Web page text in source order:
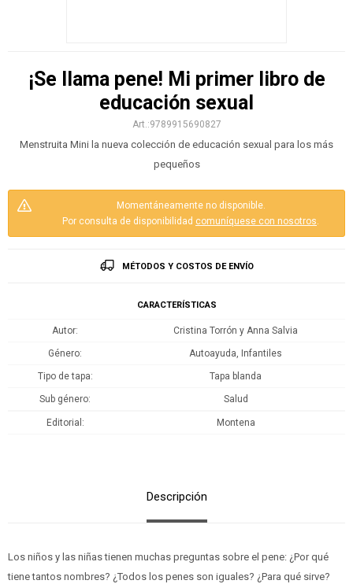
¡Se llama pene! Mi primer libro de
educación sexual
9789915690827
Menstruita Mini la nueva colección de educación sexual para los más
pequeños
Momentáneamente no disponible.
Por consulta de disponibilidad comuníquese con nosotros.
MÉTODOS Y COSTOS DE ENVÍO
CARACTERÍSTICAS
Autor Cristina Torrón y Anna Salvia
Género Autoayuda, Infantiles
Tipo de tapa Tapa blanda
Sub género Salud
Editorial Montena
Descripción
Los niños y las niñas tienen muchas preguntas sobre el pene: ¿Por qué
tiene tantos nombres? ¿Todos los penes son iguales? ¿Para qué sirve?